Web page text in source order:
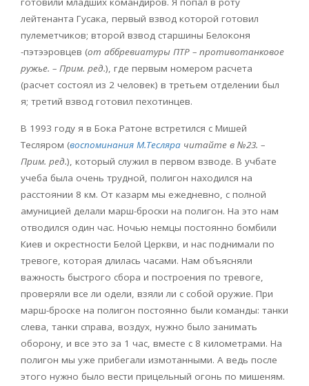
лейтенанта Гусака, первый взвод которой готовил
пулеметчиков; второй взвод старшины Белоконя
-пэтээровцев (от аббревиатуры ПТР – противотанковое
ружье. – Прим. ред.), где первым номером расчета
(расчет состоял из 2 человек) в третьем отделении был
я; третий взвод готовил пехотинцев.
В 1993 году я в Бока Ратоне встретился с Мишей
Тесляром (воспоминания М.Тесляра читайте в №23. –
Прим. ред.), который служил в первом взводе. В учбате
учеба была очень трудной, полигон находился на
расстоянии 8 км. От казарм мы ежедневно, с полной
амуницией делали марш-броски на полигон. На это нам
отводился один час. Ночью немцы постоянно бомбили
Киев и окрестности Белой Церкви, и нас поднимали по
тревоге, которая длилась часами. Нам объясняли
важность быстрого сбора и построения по тревоге,
проверяли все ли одели, взяли ли с собой оружие. При
марш-броске на полигон постоянно были команды: танки
слева, танки справа, воздух, нужно было занимать
оборону, и все это за 1 час, вместе с 8 километрами. На
полигон мы уже прибегали измотанными. А ведь после
этого нужно было вести прицельный огонь по мишеням.